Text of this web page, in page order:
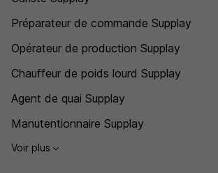
Préparateur de commande Supplay
Opérateur de production Supplay
Chauffeur de poids lourd Supplay
Agent de quai Supplay
Manutentionnaire Supplay
Voir plus